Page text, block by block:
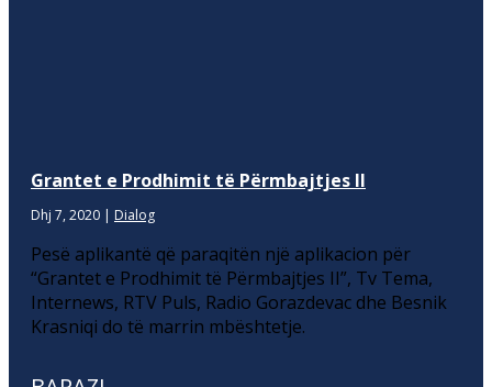
Grantet e Prodhimit të Përmbajtjes II
Dhj 7, 2020 | Dialog
Pesë aplikantë që paraqitën një aplikacion për
“Grantet e Prodhimit të Përmbajtjes II”, Tv Tema,
Internews, RTV Puls, Radio Gorazdevac dhe Besnik
Krasniqi do të marrin mbështetje.